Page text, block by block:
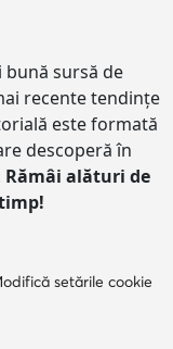
bună sursă de
recente tendințe
este formată
descoperă în
Rămâi alături de
setările cookie